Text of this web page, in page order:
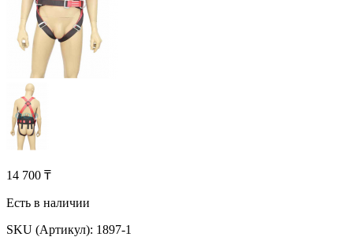
14 700 ₸
Есть в наличии
SKU (Артикул): 1897-1